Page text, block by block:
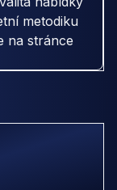
metodiku
na stránce